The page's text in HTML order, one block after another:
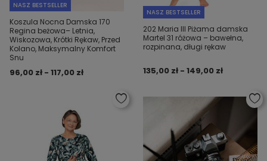
NASZ BESTSELLER
Koszula Nocna Damska 170
Regina beżowa– Letnia,
Wiskozowa, Krótki Rękaw, Przed
Kolano, Maksymalny Komfort
Snu
96,00 zł - 117,00 zł
NASZ BESTSELLER
202 Maria III Piżama damska
Martel 31 różowa – bawełna,
rozpinana, długi rękaw
135,00 zł - 149,00 zł